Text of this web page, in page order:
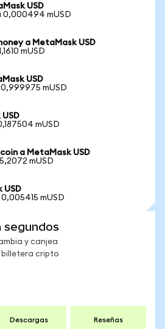
USD
0,000494 mUSD
a MetaMask USD
mUSD
USD
0,999975 mUSD
mUSD
a MetaMask USD
mUSD
USD
mUSD
segundos
y canjea
billetera cripto
Descargas Reseñas